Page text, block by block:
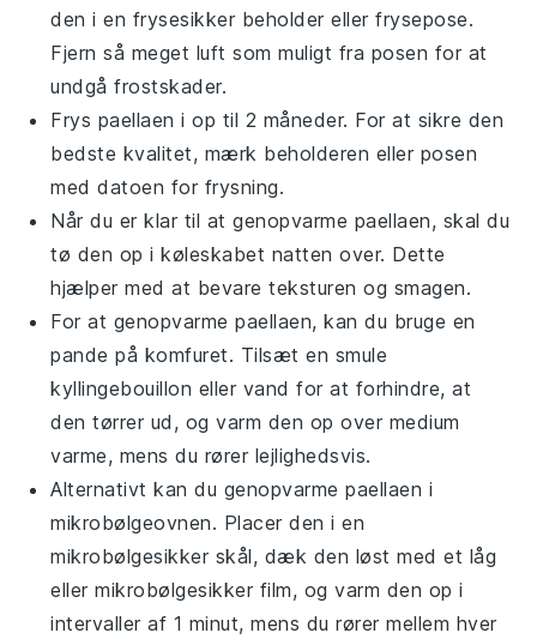
den i en frysesikker beholder eller frysepose.
Fjern så meget luft som muligt fra posen for at
undgå frostskader.
Frys paellaen i op til 2 måneder. For at sikre den
bedste kvalitet, mærk beholderen eller posen
med datoen for frysning.
Når du er klar til at genopvarme paellaen, skal du
tø den op i køleskabet natten over. Dette
hjælper med at bevare teksturen og smagen.
For at genopvarmepaellaen, kan du bruge en
pande på komfuret. Tilsæt en smule
kyllingebouillon eller vand for at forhindre, at
den tørrer ud, og varm den op over medium
varme, mens du rører lejlighedsvis.
Alternativt kan du genopvarmepaellaen i
mikrobølgeovnen. Placer den i en
mikrobølgesikker skål, dæk den løst med et låg
eller mikrobølgesikker film, og varm den op i
intervaller af 1 minut, mens du rører mellem hver